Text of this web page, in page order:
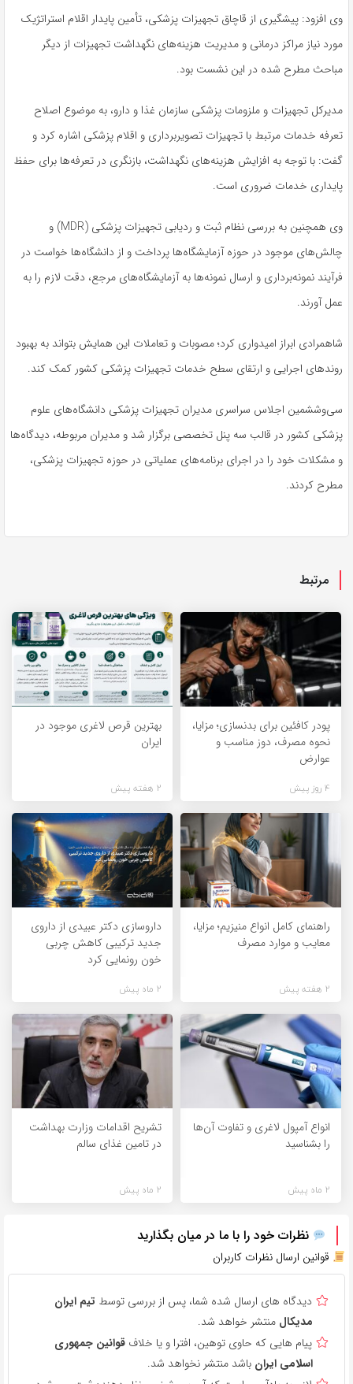
وی افزود: پیشگیری از قاچاق تجهیزات پزشکی، تأمین پایدار اقلام استراتژیک
مورد نیاز مراکز درمانی و مدیریت هزینه‌های نگهداشت تجهیزات از دیگر
مباحث مطرح‌ شده در این نشست بود.
مدیرکل تجهیزات و ملزومات پزشکی سازمان غذا و دارو، به موضوع اصلاح
تعرفه خدمات مرتبط با تجهیزات تصویربرداری و اقلام پزشکی اشاره کرد و
گفت: با توجه به افزایش هزینه‌های نگهداشت، بازنگری در تعرفه‌ها برای حفظ
پایداری خدمات ضروری است.
وی همچنین به بررسی نظام ثبت و ردیابی تجهیزات پزشکی (MDR) و
چالش‌های موجود در حوزه آزمایشگاه‌ها پرداخت و از دانشگاه‌ها خواست در
فرآیند نمونه‌برداری و ارسال نمونه‌ها به آزمایشگاه‌های مرجع، دقت لازم را به
عمل آورند.
شاهمرادی ابراز امیدواری کرد؛ مصوبات و تعاملات این همایش بتواند به بهبود
روندهای اجرایی و ارتقای سطح خدمات تجهیزات پزشکی کشور کمک کند.
سی‌وششمین اجلاس سراسری مدیران تجهیزات پزشکی دانشگاه‌های علوم
پزشکی کشور در قالب سه پنل تخصصی برگزار شد و مدیران مربوطه، دیدگاه‌ها
و مشکلات خود را در اجرای برنامه‌های عملیاتی در حوزه تجهیزات پزشکی،
مطرح کردند.
مرتبط
پودر کافئین برای بدنسازی؛ مزایا،
نحوه مصرف، دوز مناسب و
عوارض
4 روز پیش
بهترین قرص لاغری موجود در
ایران
2 هفته پیش
راهنمای کامل انواع منیزیم؛ مزایا،
معایب و موارد مصرف
2 هفته پیش
داروسازی دکتر عبیدی از داروی
جدید ترکیبی کاهش چربی
خون رونمایی کرد
2 ماه پیش
انواع آمپول لاغری و تفاوت آن‌ها
را بشناسید
2 ماه پیش
تشریح اقدامات وزارت بهداشت
در تامین غذای سالم
2 ماه پیش
نظرات خود را با ما در میان بگذارید
قوانین ارسال نظرات کاربران
دیدگاه های ارسال شده شما، پس از بررسی توسط تیم ایران
مدیکال منتشر خواهد شد.
پیام هایی که حاوی توهین، افترا و یا خلاف قوانین جمهوری
اسلامی ایران باشد منتشر نخواهد شد.